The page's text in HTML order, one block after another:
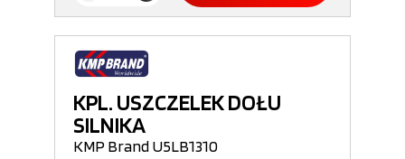
KPL. USZCZELEK DOŁU
SILNIKA
KMP Brand U5LB1310